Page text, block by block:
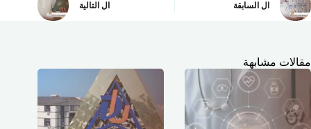
ال السابقة ال التالية
مقالات مشابهة